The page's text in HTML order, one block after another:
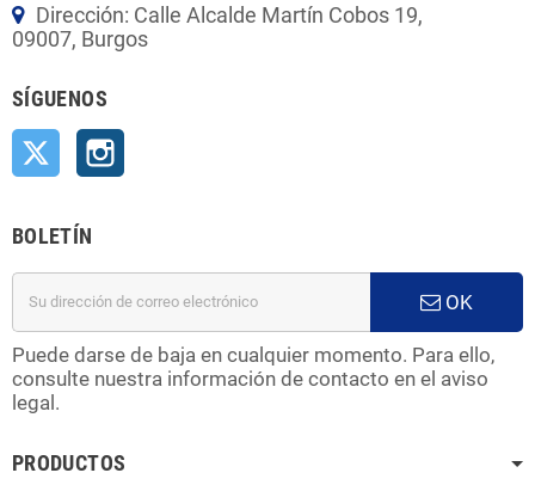
Dirección: Calle Alcalde Martín Cobos 19,
09007, Burgos
SÍGUENOS
Twitter
BOLETÍN
OK
Puede darse de baja en cualquier momento. Para ello,
consulte nuestra información de contacto en el aviso
legal.
PRODUCTOS